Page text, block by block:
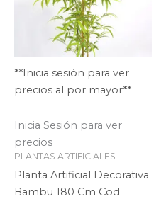
**Inicia sesión para ver
precios al por mayor**
Inicia Sesión para ver
precios
PLANTAS ARTIFICIALES
Planta Artificial Decorativa
Bambu 180 Cm Cod